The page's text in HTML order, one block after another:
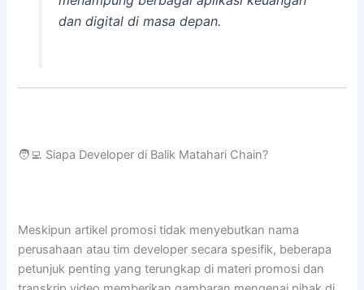
dan digital di masa depan.
🧑‍💻 Siapa Developer di Balik Matahari Chain?
Meskipun artikel promosi tidak menyebutkan nama
perusahaan atau tim developer secara spesifik, beberapa
petunjuk penting yang terungkap di materi promosi dan